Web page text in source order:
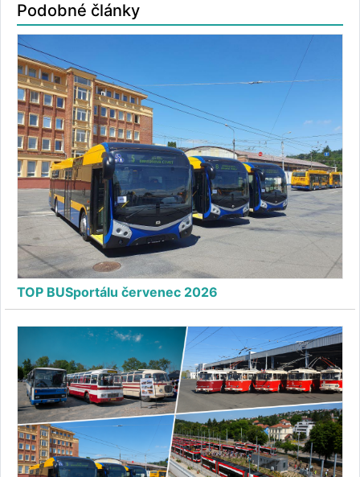
Podobné články
TOP BUSportálu červenec 2026